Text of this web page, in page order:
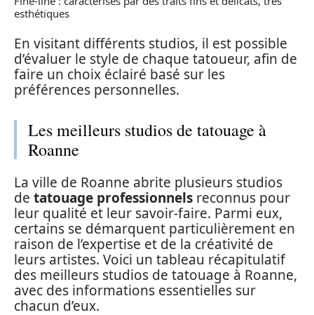
esthétiques
En visitant différents studios, il est possible
d’évaluer le style de chaque tatoueur, afin de
faire un choix éclairé basé sur les
préférences personnelles.
Les meilleurs studios de tatouage à
Roanne
La ville de Roanne abrite plusieurs studios
de tatouage professionnels reconnus pour
leur qualité et leur savoir-faire. Parmi eux,
certains se démarquent particulièrement en
raison de l’expertise et de la créativité de
leurs artistes. Voici un tableau récapitulatif
des meilleurs studios de tatouage à Roanne,
avec des informations essentielles sur
chacun d’eux.